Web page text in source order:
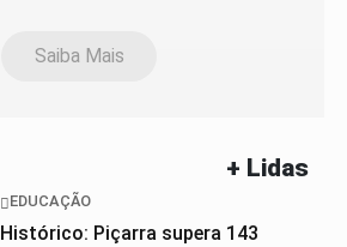
Saiba Mais
+ Lidas
EDUCAÇÃO
Histórico: Piçarra supera 143